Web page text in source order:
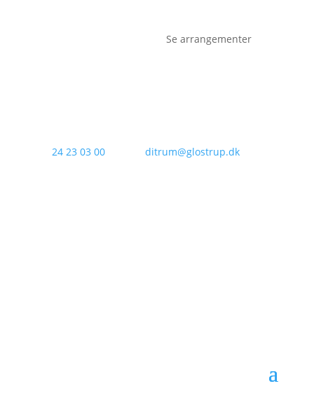
Se arrangementer
24 23 03 00Email: ditrum@glostrup.dk